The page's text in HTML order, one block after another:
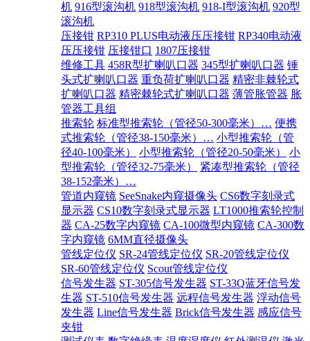
机 916型滚沟机 918型滚沟机 918-I型滚沟机 920型
滚沟机
压接钳 RP310 PLUS电动液压压接钳 RP340电动液
压压接钳 压接钳口 1807压接钳
维修工具 458R型扩喇叭口器 345型扩喇叭口器 锤
头式扩喇叭口器 重负荷扩喇叭口器 精密非棘轮式
扩喇叭口器 精密棘轮式扩喇叭口器 薄管胀管器 胀
管器工具组
推索轮 标准型推索轮（管径50-300毫米）… 便携
式推索轮（管径38-150毫米）… 小型推索轮（管
径40-100毫米）
小型推索轮（管径20-50毫米）
小
型推索轮（管径32-75毫米）
紧凑型推索轮（管径
38-152毫米）…
管道内窥镜 SeeSnake内窥摄像头 CS6数字刻录式
显示器 CS10数字刻录式显示器 LT1000推索轮控制
器 CA-25数字内窥镜 CA-100微型内窥镜 CA-300数
字内窥镜 6MM直径摄像头
管线定位仪 SR-24管线定位仪 SR-20管线定位仪
SR-60管线定位仪 Scout管线定位仪
信号发生器 ST-305信号发生器 ST-33Q蓝牙信号发
生器 ST-510信号发生器 远程信号发生器 浮动信号
发生器 Line信号发生器 Brick信号发生器 感应信号
夹钳